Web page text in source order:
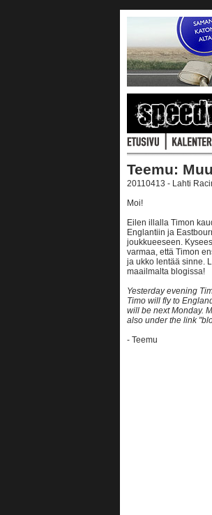
Teemu:
20110413 - Lahti
Moi!
Eilen illalla Timon
Englantiin ja
joukkueeseen.
varmaa, että Timon
ja ukko lentää sinne.
maailmalta blogissa!
Yesterday evening
Timo will fly to
will be next Monday.
also under the link
- Teemu